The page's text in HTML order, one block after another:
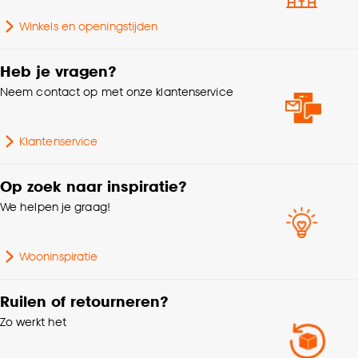
Aantal stuks
watergedragen tot 27°C
na akkoord leverancier
Zwenkwielen type W
Winkels en openingstijden
Heb je vragen?
Neem contact op met onze klantenservice
Klantenservice
Op zoek naar inspiratie?
We helpen je graag!
Wooninspiratie
Ruilen of retourneren?
Zo werkt het